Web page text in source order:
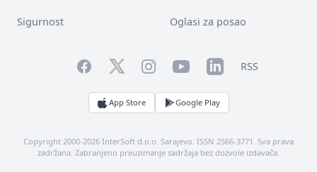
Sigurnost Oglasi za posao
FacebookTwitterInstagramYouTubeLinkedInRSS
App Store Google Play
Copyright 2000-2026 InterSoft d.o.o. Sarajevo. ISSN 2566-3771. Sva prava
zadržana. Zabranjeno preuzimanje sadržaja bez dozvole izdavača.